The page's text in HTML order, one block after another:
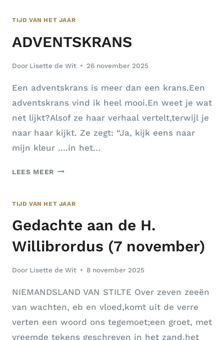
ST.
DECEMBER
TIJD VAN HET JAAR
ADVENTSKRANS
Door Lisette de Wit 26 november 2025
Een adventskrans is meer dan een krans.Een
adventskrans vind ik heel mooi.En weet je wat
net lijkt?Alsof ze haar verhaal vertelt,terwijl je
naar haar kijkt. Ze zegt: “Ja, kijk eens naar
mijn kleur ….in het…
LEES MEER ADVENTSKRANS
TIJD VAN HET JAAR
Gedachte aan de H.
Willibrordus (7 november)
Door Lisette de Wit 8 november 2025
NIEMANDSLAND VAN STILTE Over zeven zeeën
van wachten, eb en vloed,komt uit de verre
verten een woord ons tegemoet;een groet, met
vreemde tekens geschreven in het zand,het